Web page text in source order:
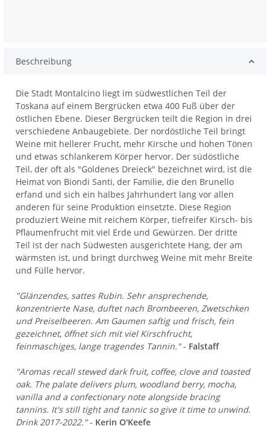
Beschreibung
Die Stadt Montalcino liegt im südwestlichen Teil der
Toskana auf einem Bergrücken etwa 400 Fuß über der
östlichen Ebene. Dieser Bergrücken teilt die Region in drei
verschiedene Anbaugebiete. Der nordöstliche Teil bringt
Weine mit hellerer Frucht, mehr Kirsche und hohen Tönen
und etwas schlankerem Körper hervor. Der südöstliche
Teil, der oft als "Goldenes Dreieck" bezeichnet wird, ist die
Heimat von Biondi Santi, der Familie, die den Brunello
erfand und sich ein halbes Jahrhundert lang vor allen
anderen für seine Produktion einsetzte. Diese Region
produziert Weine mit reichem Körper, tiefreifer Kirsch- bis
Pflaumenfrucht mit viel Erde und Gewürzen. Der dritte
Teil ist der nach Südwesten ausgerichtete Hang, der am
wärmsten ist, und bringt durchweg Weine mit mehr Breite
und Fülle hervor.
"Glänzendes, sattes Rubin. Sehr ansprechende,
konzentrierte Nase, duftet nach Brombeeren, Zwetschken
und Preiselbeeren. Am Gaumen saftig und frisch, fein
gezeichnet, öffnet sich mit viel Kirschfrucht,
feinmaschiges, lange tragendes Tannin."- Falstaff
"Aromas recall stewed dark fruit, coffee, clove and toasted
oak. The palate delivers plum, woodland berry, mocha,
vanilla and a confectionary note alongside bracing
tannins. It's still tight and tannic so give it time to unwind.
Drink 2017-2022."- Kerin O'Keefe